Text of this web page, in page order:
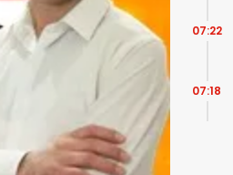
07:22
07:18